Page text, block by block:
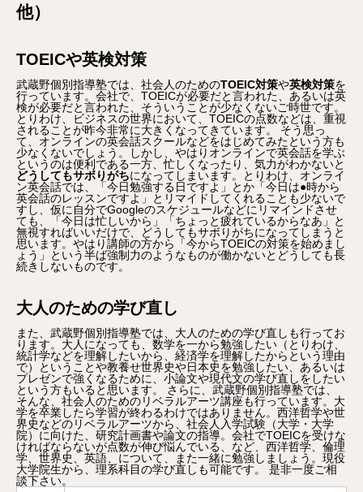
他）
TOEICや英検対策
武蔵野個別指導塾では、社会人のためのTOEIC対策や英検対策を
行っています。会社で、TOEICが必要だと言われた、あるいは英
検が必要だと言われた、そういうことが少なくないご時世です。
とりわけ、ビジネスの世界において、TOEICの点数などは、重視
されることが昨今非常に大きくなってきています。 そう思っ
て、オンラインの英会話スクールなどをはじめてみたという方も
少なくないでしょう。しかし、やはりオンラインで英会話を学ぶ
というのは便利である一方、忙しくなったり、気力がわかないと
どうしてもサボりがちになってしまいます。とりわけ、オンライ
ン英会話では、「今日勉強する日ですよ」とか「今日は●時から
英会話のレッスンですよ」とリマイドしてくれることも少ないで
すし、仮に自分でGoogleのスケジュールなどにリマインドさせ
ても、「今日は忙しいから」「ちょっと疲れているからなあ」と
無視すればいいだけで、どうしてもサボりがちになってしまうと
思います。やはり講師の方から「今からTOEICの対策を始めまし
ょう」という半ば強制力のようなものが働かないとどうしても長
続きしないものです。
大人のための学び直し
また、武蔵野個別指導塾では、大人のための学び直しも行ってお
ります。大人になっても、数学を一から勉強したい（とりわけ、
統計学などを理解したいから、経済学を理解したからという理由
で）ということや教養せ世界史や日本史を勉強したい、あるいは
プレゼンで強くなるために、小論文や現代文の学び直しをしたい
という方もいると思います。 さらに、武蔵野個別指導塾では、
そんな、社会人のためのリベラルアーツ講座も行っています。大
学を卒業したら学習が終わるわけではありません。西洋哲学や世
界史などのリベラルアーツから、社会人入学試験（大学・大学
院）に向けた、研究計画書や論文の指導。会社でTOEICを受けな
ければならないが点数が伸び悩んでいる、など、西洋哲学、倫理
学、世界史、英語、について、また一緒に勉強しましょう。現役
大学院生から、理系科目の学び直しも可能です。 是非一度ご相
談下さい。